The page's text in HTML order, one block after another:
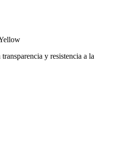
y resistencia a la